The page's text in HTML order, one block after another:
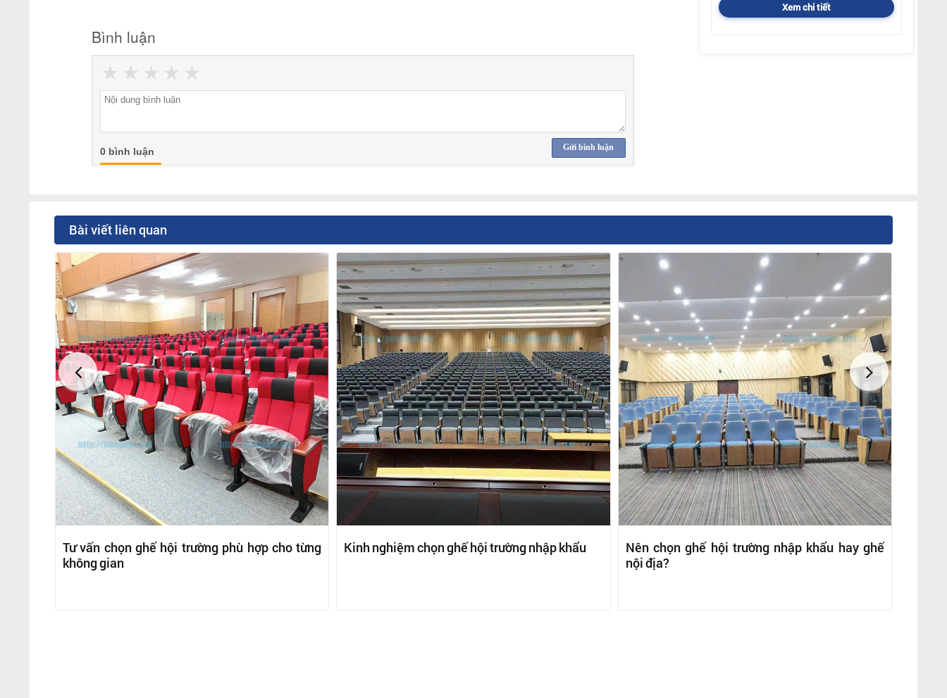
Bình luận
★
★
★
★
★
Gửi bình luận
0 bình luận
Xem chi tiết
Bài viết liên quan
Tư vấn chọn ghế hội trường phù hợp cho từng
không gian
Kinh nghiệm chọn ghế hội trường nhập khẩu
Nên chọn ghế hội trường nhập khẩu hay ghế
nội địa?